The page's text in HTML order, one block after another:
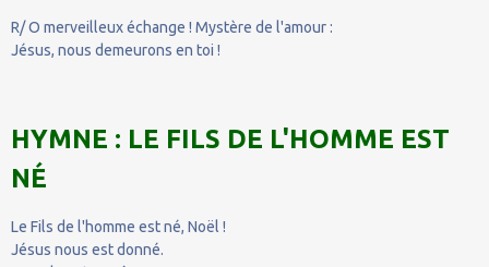
R/ O merveilleux échange ! Mystère de l'amour :
Jésus, nous demeurons en toi !
HYMNE : LE FILS DE L'HOMME EST
NÉ
Le Fils de l'homme est né, Noël !
Jésus nous est donné.